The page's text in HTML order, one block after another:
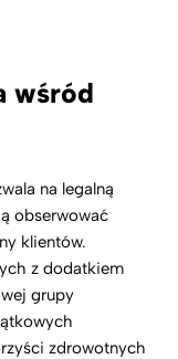
wśród
na legalną
obserwować
klientów.
z dodatkiem
grupy
zdrowotnych